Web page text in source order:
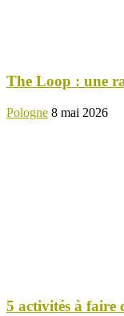
The Loop : une
Pologne 8 mai 2026
5 activités à faire